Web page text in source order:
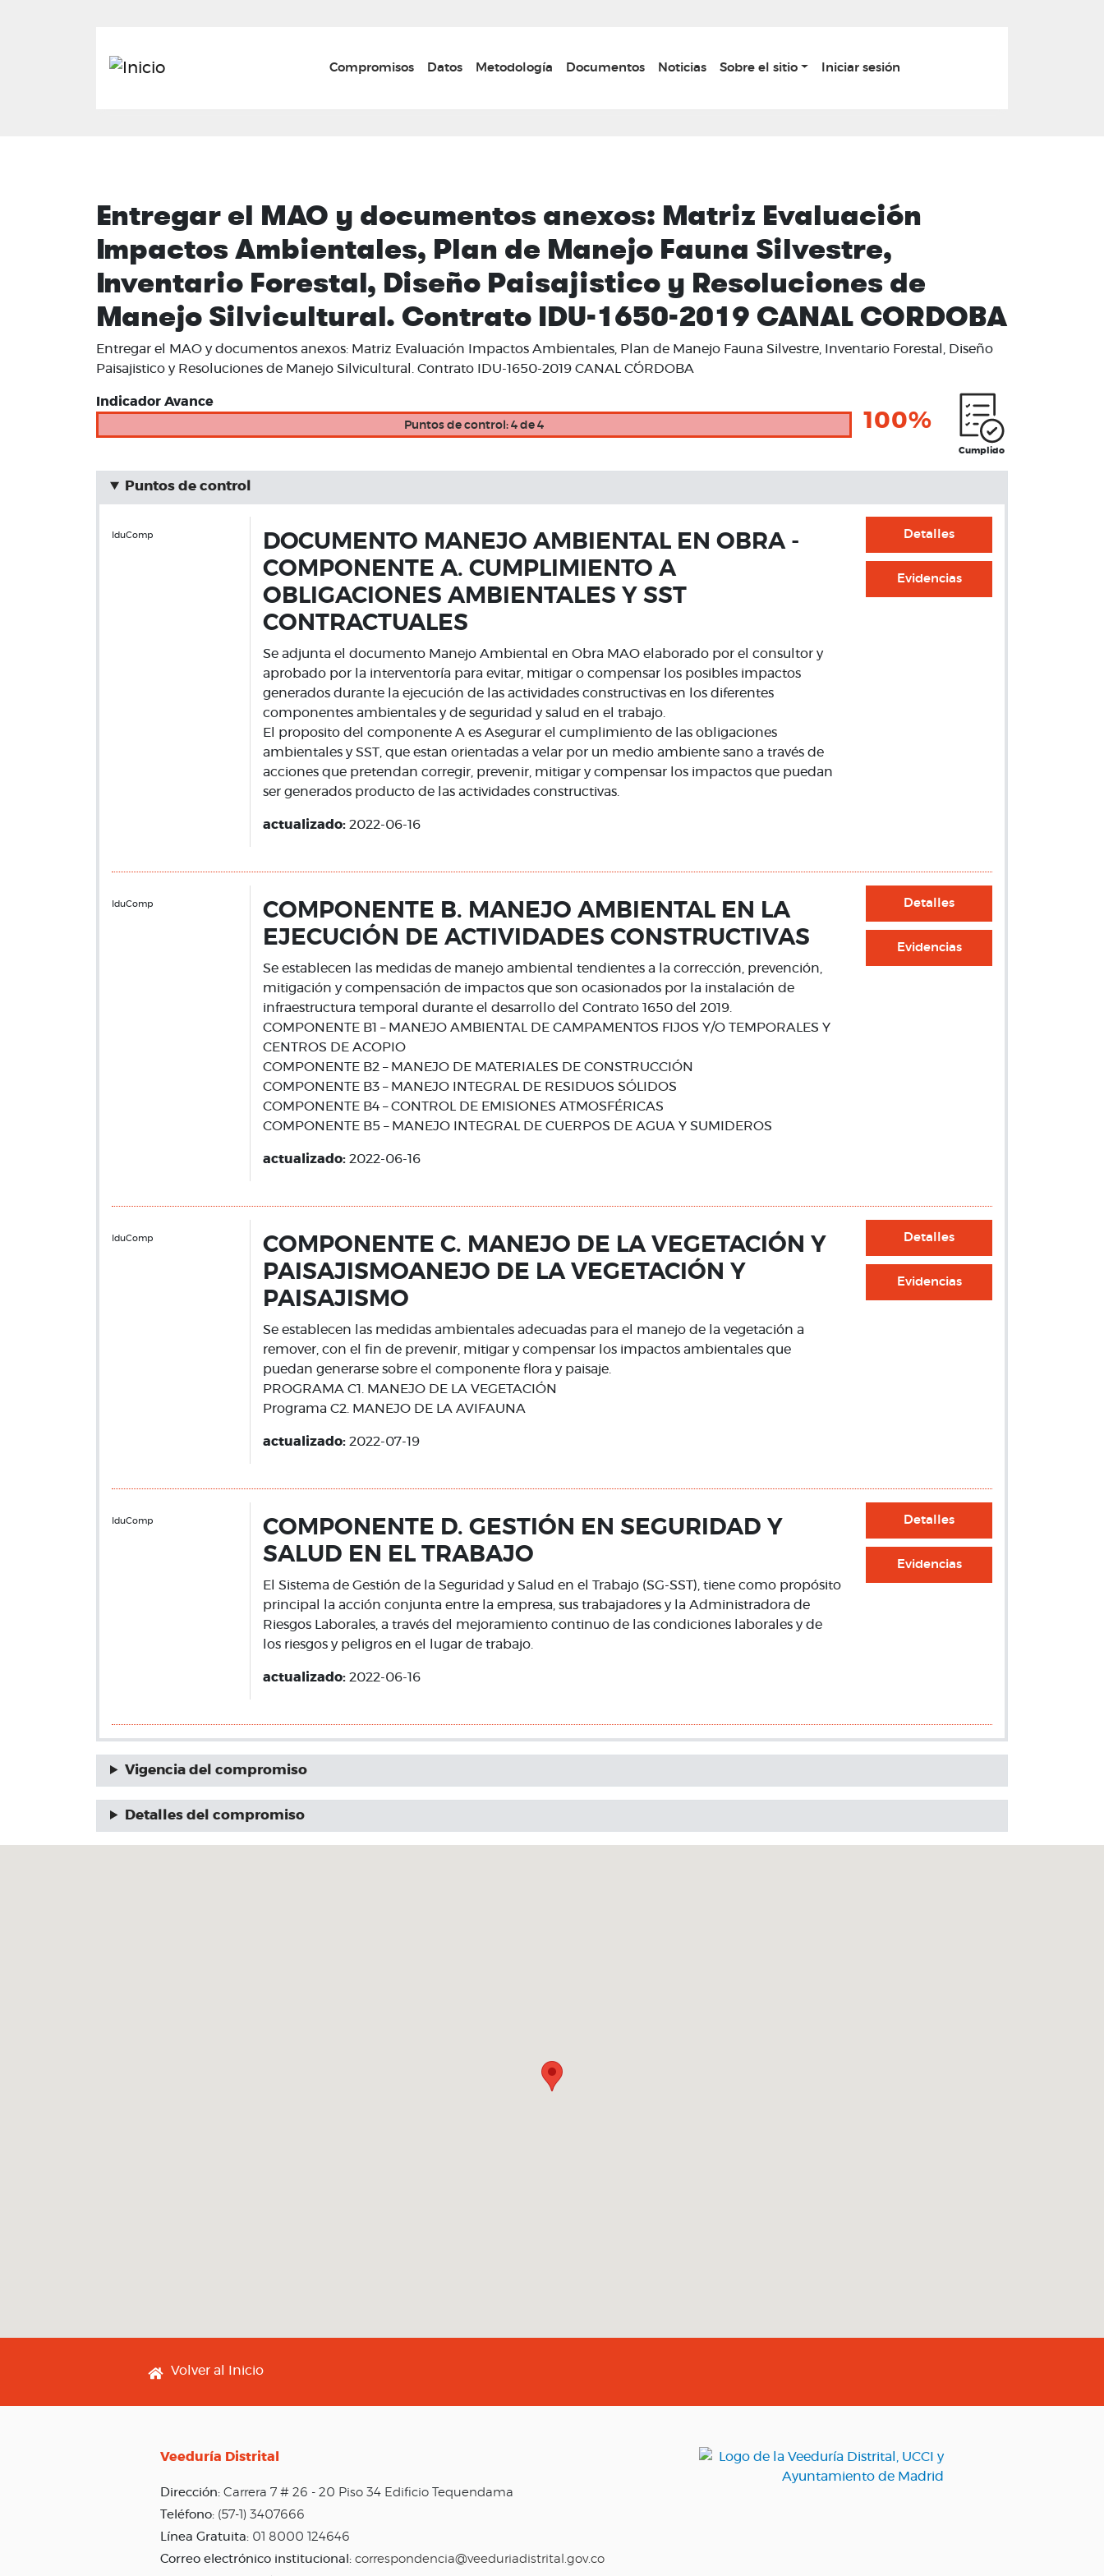
principal
Main navigation
Compromisos Datos Metodología Documentos Noticias Sobre el sitio Iniciar sesión
Entregar el MAO y documentos anexos: Matriz Evaluación
Impactos Ambientales, Plan de Manejo Fauna Silvestre,
Inventario Forestal, Diseño Paisajistico y Resoluciones de
Manejo Silvicultural. Contrato IDU-1650-2019 CANAL CORDOBA
Entregar el MAO y documentos anexos: Matriz Evaluación Impactos Ambientales, Plan de Manejo Fauna Silvestre, Inventario Forestal, Diseño
Paisajistico y Resoluciones de Manejo Silvicultural. Contrato IDU-1650-2019 CANAL C´ÓRDOBA
Indicador Avance
Puntos de control: 4 de 4 100%
Cumplido
Puntos de control
IduComp
DOCUMENTO MANEJO AMBIENTAL EN OBRA -
COMPONENTE A. CUMPLIMIENTO A
OBLIGACIONES AMBIENTALES Y SST
CONTRACTUALES
Se adjunta el documento Manejo Ambiental en Obra MAO elaborado por el consultor y
aprobado por la interventoría para evitar, mitigar o compensar los posibles impactos
generados durante la ejecución de las actividades constructivas en los diferentes
componentes ambientales y de seguridad y salud en el trabajo.
El proposito del componente A es Asegurar el cumplimiento de las obligaciones
ambientales y SST, que estan orientadas a velar por un medio ambiente sano a través de
acciones que pretendan corregir, prevenir, mitigar y compensar los impactos que puedan
ser generados producto de las actividades constructivas.
actualizado: 2022-06-16
Detalles
Evidencias
IduComp
COMPONENTE B. MANEJO AMBIENTAL EN LA
EJECUCIÓN DE ACTIVIDADES CONSTRUCTIVAS
Se establecen las medidas de manejo ambiental tendientes a la corrección, prevención,
mitigación y compensación de impactos que son ocasionados por la instalación de
infraestructura temporal durante el desarrollo del Contrato 1650 del 2019.
COMPONENTE B1 – MANEJO AMBIENTAL DE CAMPAMENTOS FIJOS Y/O TEMPORALES Y
CENTROS DE ACOPIO
COMPONENTE B2 – MANEJO DE MATERIALES DE CONSTRUCCIÓN
COMPONENTE B3 – MANEJO INTEGRAL DE RESIDUOS SÓLIDOS
COMPONENTE B4 – CONTROL DE EMISIONES ATMOSFÉRICAS
COMPONENTE B5 – MANEJO INTEGRAL DE CUERPOS DE AGUA Y SUMIDEROS
actualizado: 2022-06-16
Detalles
Evidencias
IduComp
COMPONENTE C. MANEJO DE LA VEGETACIÓN Y
PAISAJISMOANEJO DE LA VEGETACIÓN Y
PAISAJISMO
Se establecen las medidas ambientales adecuadas para el manejo de la vegetación a
remover, con el fin de prevenir, mitigar y compensar los impactos ambientales que
puedan generarse sobre el componente flora y paisaje.
PROGRAMA C1. MANEJO DE LA VEGETACIÓN
Programa C2. MANEJO DE LA AVIFAUNA
actualizado: 2022-07-19
Detalles
Evidencias
IduComp
COMPONENTE D. GESTIÓN EN SEGURIDAD Y
SALUD EN EL TRABAJO
El Sistema de Gestión de la Seguridad y Salud en el Trabajo (SG-SST), tiene como propósito
principal la acción conjunta entre la empresa, sus trabajadores y la Administradora de
Riesgos Laborales, a través del mejoramiento continuo de las condiciones laborales y de
los riesgos y peligros en el lugar de trabajo.
actualizado: 2022-06-16
Detalles
Evidencias
Vigencia del compromiso
Detalles del compromiso
Footer menu
Volver al Inicio
Veeduría Distrital
Dirección: Carrera 7 # 26 - 20 Piso 34 Edificio Tequendama
Teléfono: (57-1) 3407666
Línea Gratuita: 01 8000 124646
Correo electrónico institucional: correspondencia@veeduriadistrital.gov.co